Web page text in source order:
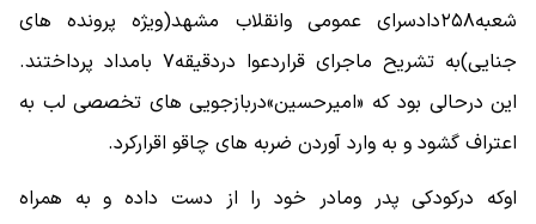
شعبه۲۵۸دادسرای عمومی وانقلاب مشهد(ویژه پرونده های
جنایی)به تشریح ماجرای قراردعوا دردقیقه۷ بامداد پرداختند.
این درحالی بود که «امیرحسین»دربازجویی های تخصصی لب به
اعتراف گشود و به وارد آوردن ضربه های چاقو اقرارکرد.
اوکه درکودکی پدر ومادر خود را از دست داده و به همراه